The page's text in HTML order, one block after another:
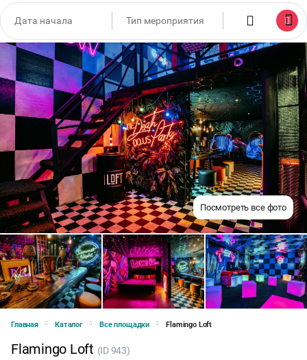
Посмотреть все фото
Главная Каталог Все площадки Flamingo Loft
Flamingo Loft (ID 943)